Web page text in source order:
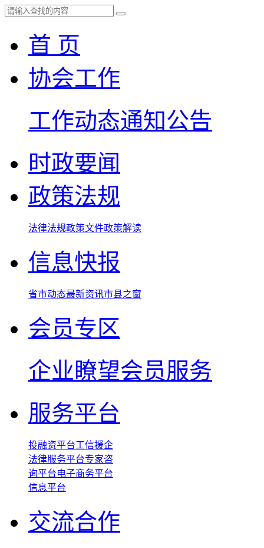
首 页
协会工作
工作动态通知公告
时政要闻
政策法规
法律法规政策文件政策解读
信息快报
省市动态最新资讯市县之窗
会员专区
企业瞭望会员服务
服务平台
投融资平台工信援企
法律服务平台专家咨
询平台电子商务平台
信息平台
交流合作